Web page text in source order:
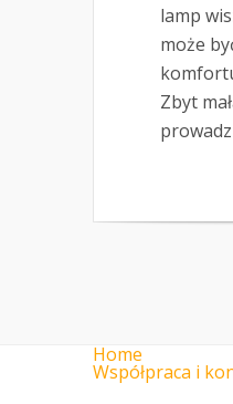
lamp
może
Zbyt
Home
Współpraca i